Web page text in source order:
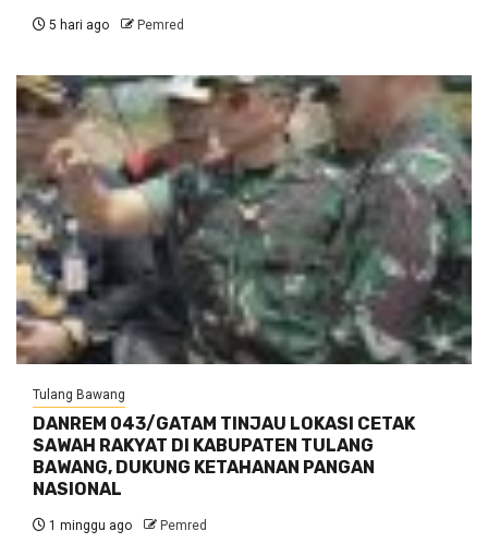
5 hari ago Pemred
Tulang Bawang
DANREM 043/GATAM TINJAU LOKASI CETAK
SAWAH RAKYAT DI KABUPATEN TULANG
BAWANG, DUKUNG KETAHANAN PANGAN
NASIONAL
1 minggu ago Pemred